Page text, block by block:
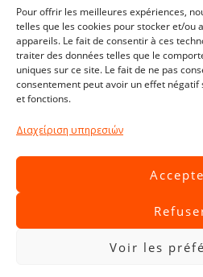
Pour offrir les meilleures expériences,
telles que les cookies pour stocker et/ou
appareils. Le fait de consentir à ces
traiter des données telles que le
uniques sur ce site. Le fait de ne pas
consentement peut avoir un effet
et fonctions.
Διαχείριση υπηρεσιών
Voir les
Mobilier
Sentou
Qui sommes nous ?
Nos designers
Mentions légales
Politique de confidentialité